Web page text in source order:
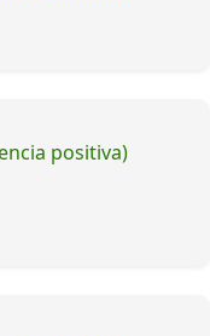
positiva)